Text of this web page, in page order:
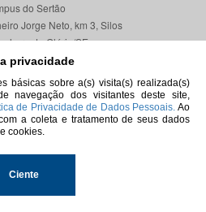
privacidade
básicas sobre a(s) visita(s) realizada(s)
navegação dos visitantes deste site,
de Privacidade de Dados Pessoais. Ao
a coleta e tratamento de seus dados
cookies.
Ciente
do Sertão
Jorge Neto, km 3, Silos
da Glória/SE
49680-000
Localização
os direitos reservados.
Federal de Sergipe.